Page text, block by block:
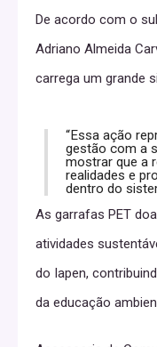
De acordo com o
Adriano Almeida
carrega um grande
“Essa ação
gestão com a
mostrar que a
realidades e
dentro do
As garrafas PET
atividades
do Iapen,
da educação